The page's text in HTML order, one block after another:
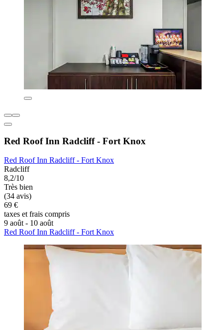
Red Roof Inn Radcliff - Fort Knox
Red Roof Inn Radcliff - Fort Knox
Radcliff
8,2/10
Très bien
(34 avis)
69 €
taxes et frais compris
9 août - 10 août
Red Roof Inn Radcliff - Fort Knox